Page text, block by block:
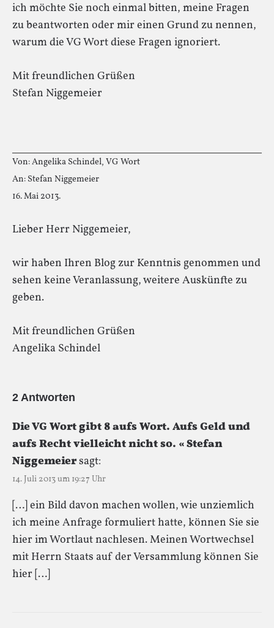
ich möchte Sie noch einmal bitten, meine Fragen
zu beantworten oder mir einen Grund zu nennen,
warum die VG Wort diese Fragen ignoriert.
Mit freundlichen Grüßen
Stefan Niggemeier
Von: Angelika Schindel, VG Wort
An: Stefan Niggemeier
16. Mai 2013.
Lieber Herr Niggemeier,
wir haben Ihren Blog zur Kenntnis genommen und
sehen keine Veranlassung, weitere Auskünfte zu
geben.
Mit freundlichen Grüßen
Angelika Schindel
2 Antworten
Die VG Wort gibt 8 aufs Wort. Aufs Geld und
aufs Recht vielleicht nicht so. « Stefan
Niggemeiersagt:
14. Juli 2013 um 19:27 Uhr
[…] ein Bild davon machen wollen, wie unziemlich
ich meine Anfrage formuliert hatte, können Sie sie
hier im Wortlaut nachlesen. Meinen Wortwechsel
mit Herrn Staats auf der Versammlung können Sie
hier […]